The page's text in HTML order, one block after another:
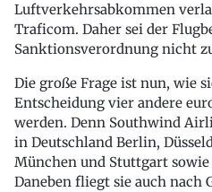
Luftverkehrsabkommen
Traficom. Daher sei der
Sanktionsverordnung nicht
Die große Frage ist nun, wie
Entscheidung vier andere
werden. Denn Southwind
in Deutschland Berlin,
München und Stuttgart
Daneben fliegt sie auch nach